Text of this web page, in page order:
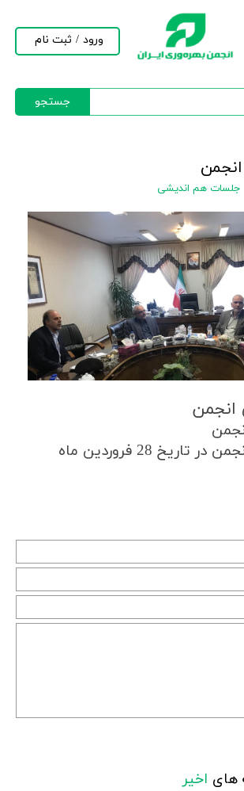
جستجو
ورود / ثبت نام
جلسات هم اندیشی
نشست اعضای انجمن در تاریخ 28 فروردین ماه
های اخیر